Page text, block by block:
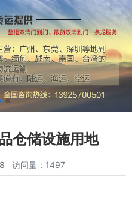
仓储设施用地
访问量：1497